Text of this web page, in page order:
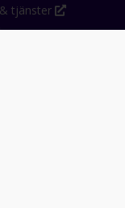
tjänster